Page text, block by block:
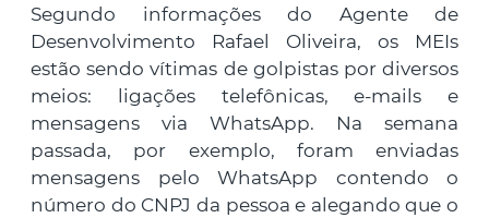
Segundo informações do Agente de
Desenvolvimento Rafael Oliveira, os MEIs
estão sendo vítimas de golpistas por diversos
meios: ligações telefônicas, e-mails e
mensagens via WhatsApp. Na semana
passada, por exemplo, foram enviadas
mensagens pelo WhatsApp contendo o
número do CNPJ da pessoa e alegando que o